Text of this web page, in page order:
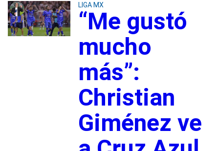
LIGA MX
“Me gustó
mucho
más”:
Christian
Giménez ve